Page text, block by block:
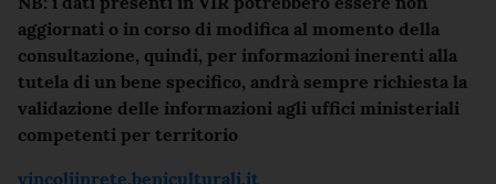
aggiornati o in corso di modifica al momento della
consultazione, quindi, per informazioni inerenti alla
tutela di un bene specifico, andrà sempre richiesta la
validazione delle informazioni agli uffici ministeriali
competenti per territorio
vincoliinrete.beniculturali.it